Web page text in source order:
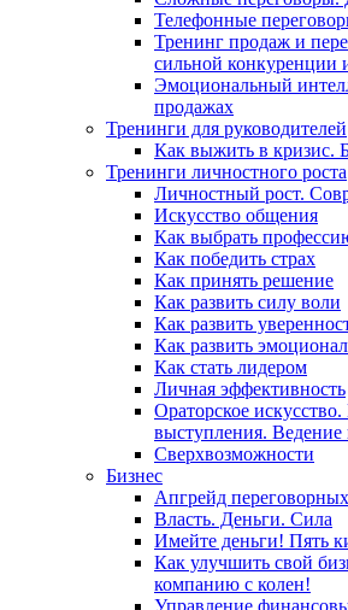
Телефонные
Тренинг продаж и
сильной конкуренции
Эмоциональный
продажах
Тренинги для руководителей
Как выжить в кризис.
Тренинги личностного роста
Личностный рост.
Искусство общения
Как выбрать
Как победить страх
Как принять решение
Как развить силу воли
Как развить
Как развить
Как стать лидером
Личная эффективность
Ораторское
выступления. Ведение
Сверхвозможности
Бизнес
Апгрейд
Власть. Деньги. Сила
Имейте деньги! Пять
Как улучшить свой
компанию с колен!
Управление